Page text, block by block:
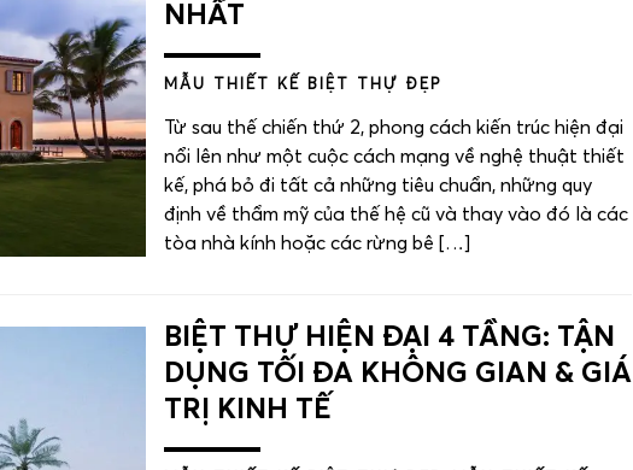
NHẤT
MẪU THIẾT KẾ BIỆT THỰ ĐẸP
Từ sau thế chiến thứ 2, phong cách kiến trúc hiện đại
nổi lên như một cuộc cách mạng về nghệ thuật thiết
kế, phá bỏ đi tất cả những tiêu chuẩn, những quy
định về thẩm mỹ của thế hệ cũ và thay vào đó là các
tòa nhà kính hoặc các rừng bê […]
BIỆT THỰ HIỆN ĐẠI 4 TẦNG: TẬN
DỤNG TỐI ĐA KHÔNG GIAN & GIÁ
TRỊ KINH TẾ